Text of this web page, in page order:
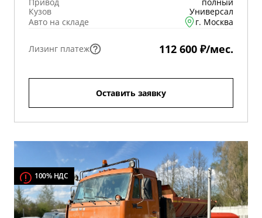
Кузов
Универсал
Авто на складе
г. Москва
Лизинг платеж 112 600 ₽/мес.
Оставить заявку
100% НДС